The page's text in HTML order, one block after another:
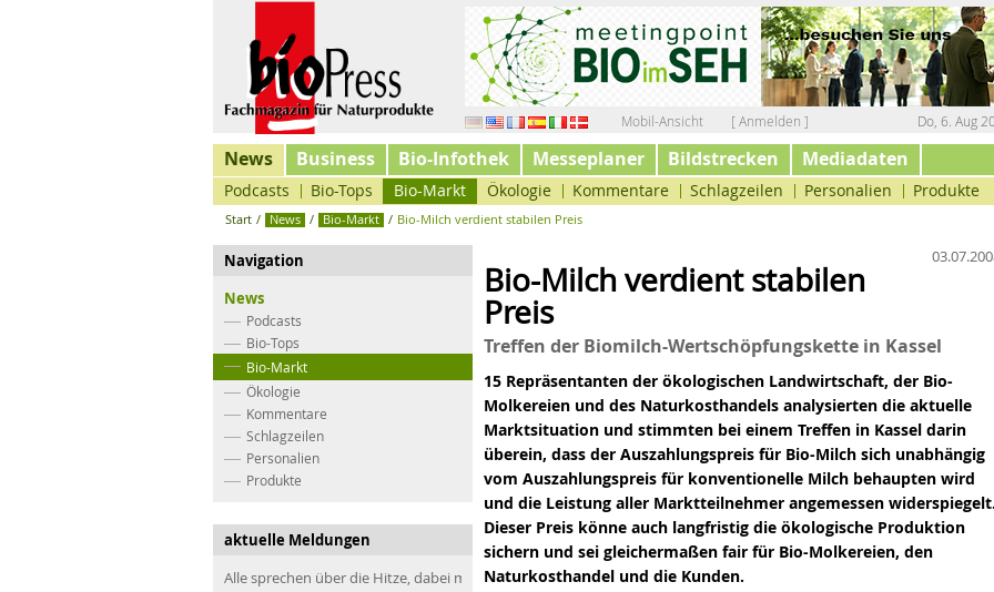
Mobil-Ansicht [ Anmelden ] Do, 6. Aug
News
Podcasts Bio-Tops Bio-Markt Ökologie Kommentare Schlagzeilen Personalien Produkte
Business Bio-Infothek Messeplaner Bildstrecken Mediadaten
Start / News / Bio-Markt / Bio-Milch verdient stabilen Preis
Navigation
News
Podcasts
Bio-Tops
Bio-Markt
Ökologie
Kommentare
Schlagzeilen
Personalien
Produkte
aktuelle Meldungen
Alle sprechen über die Hitze, dabei müssen wir über die Dürre sprechen
Bio-Milch verdient stabilen
Preis
Treffen der Biomilch-Wertschöpfungskette in Kassel
15 Repräsentanten der ökologischen Landwirtschaft, der Bio-
Molkereien und des Naturkosthandels analysierten die aktuelle
Marktsituation und stimmten bei einem Treffen in Kassel darin
überein, dass der Auszahlungspreis für Bio-Milch sich unabhängig
vom Auszahlungspreis für konventionelle Milch behaupten wird
und die Leistung aller Marktteilnehmer angemessen widerspiegelt.
Dieser Preis könne auch langfristig die ökologische Produktion
sichern und sei gleichermaßen fair für Bio-Molkereien, den
Naturkosthandel und die Kunden.